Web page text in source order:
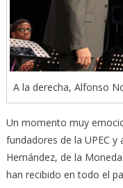
A la derecha, Alfonso
Un momento muy
fundadores de la UPEC
Hernández, de la
han recibido en todo el